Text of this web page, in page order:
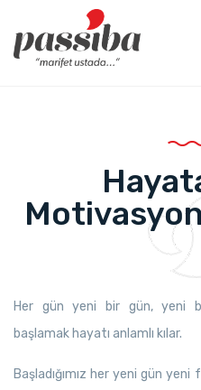
Her gün yeni bir gün, yeni
başlamak hayatı anlamlı kılar.
Başladığımız her yeni gün